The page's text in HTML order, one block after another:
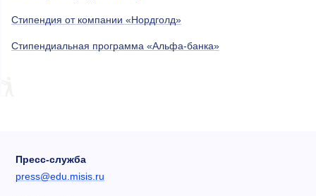
Стипендия от компании «Нордголд»
Стипендиальная программа «Альфа-банка»
Пресс-служба
press@edu.misis.ru